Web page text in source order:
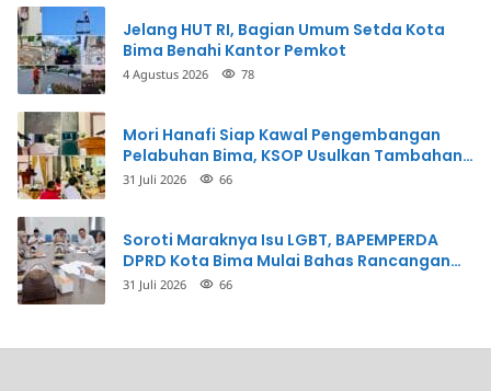
Jelang HUT RI, Bagian Umum Setda Kota
Bima Benahi Kantor Pemkot
4 Agustus 2026 78
Mori Hanafi Siap Kawal Pengembangan
Pelabuhan Bima, KSOP Usulkan Tambahan
Dermaga Rp400 Miliar
31 Juli 2026 66
Soroti Maraknya Isu LGBT, BAPEMPERDA
DPRD Kota Bima Mulai Bahas Rancangan
Perda Pencegahan
31 Juli 2026 66